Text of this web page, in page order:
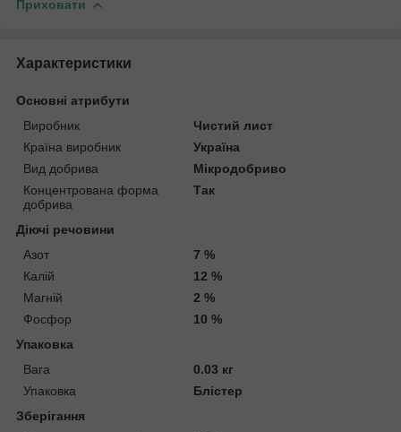
Приховати
Характеристики
Основні атрибути
Виробник
Чистий лист
Країна виробник
Україна
Вид добрива
Мікродобриво
Концентрована форма
добрива
Так
Діючі речовини
Азот
7 %
Калій
12 %
Магній
2 %
Фосфор
10 %
Упаковка
Вага
0.03 кг
Упаковка
Блістер
Зберігання